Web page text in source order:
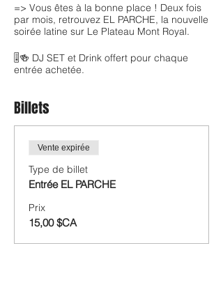
=> Vous êtes à la bonne place ! Deux fois
par mois, retrouvez EL PARCHE, la nouvelle
soirée latine sur Le Plateau Mont Royal.
🎚️🍻 DJ SET et Drink offert pour chaque
entrée achetée.
Billets
Vente expirée
Type de billet
Entrée EL PARCHE
Prix
15,00 $CA